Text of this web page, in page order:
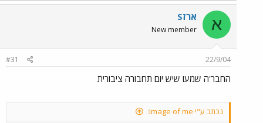
א ארזS
New member
22/9/04
#31
החבר'ה שמעו שיש יום תחבורה ציבורית
נכתב ע"י Image of me: